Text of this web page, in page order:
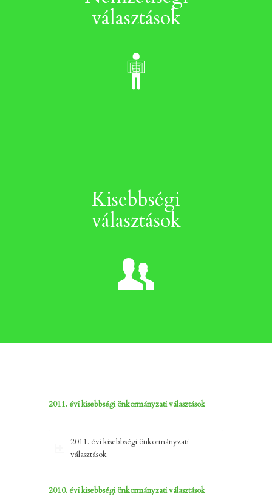
választások
Kisebbségi
választások
2011. évi kisebbségi önkormányzati választások
2011. évi kisebbségi önkormányzati
választások
2010. évi kisebbségi önkormányzati választások